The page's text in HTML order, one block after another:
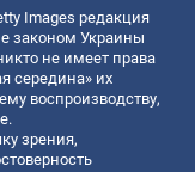
Images редакция
законом Украины
не имеет права
середина» их
воспроизводству,
зрения,